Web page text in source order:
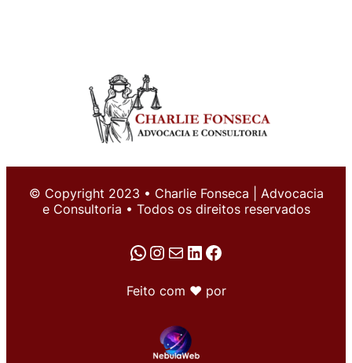
© Copyright 2023 • Charlie Fonseca | Advocacia
e Consultoria • Todos os direitos reservados
WhatsApp
Instagram
E-mailLinkedIn
Facebook
Feito com ♥ por